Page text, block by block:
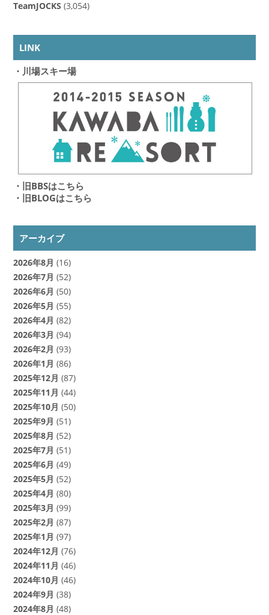
TeamJOCKS (3,054)
LINK
・川場スキー場
・旧BBSはこちら
・旧BLOGはこちら
アーカイブ
2026年8月 (16)
2026年7月 (52)
2026年6月 (50)
2026年5月 (55)
2026年4月 (82)
2026年3月 (94)
2026年2月 (93)
2026年1月 (86)
2025年12月 (87)
2025年11月 (44)
2025年10月 (50)
2025年9月 (51)
2025年8月 (52)
2025年7月 (51)
2025年6月 (49)
2025年5月 (52)
2025年4月 (80)
2025年3月 (99)
2025年2月 (87)
2025年1月 (97)
2024年12月 (76)
2024年11月 (46)
2024年10月 (46)
2024年9月 (38)
2024年8月 (48)